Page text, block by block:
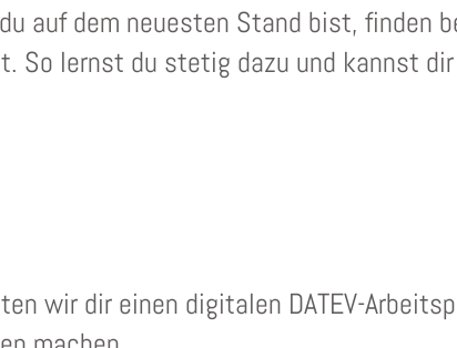
auf dem neuesten Stand bist, finden
So lernst du stetig dazu und kannst
wir dir einen digitalen DATEV-